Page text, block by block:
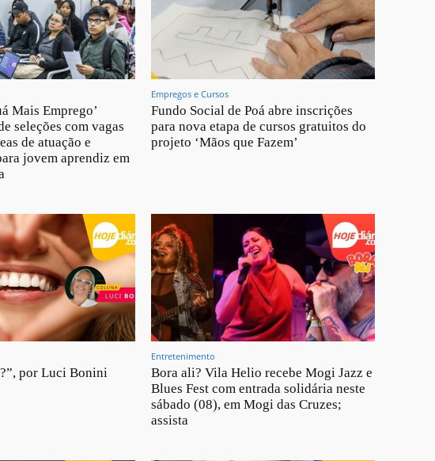
Mais Emprego’
seleções com vagas
de atuação e
jovem aprendiz em
Empregos e Cursos
Fundo Social de Poá abre inscrições
para nova etapa de cursos gratuitos do
projeto ‘Mãos que Fazem’
por Luci Bonini
Entretenimento
Bora ali? Vila Helio recebe Mogi Jazz e
Blues Fest com entrada solidária neste
sábado (08), em Mogi das Cruzes;
assista